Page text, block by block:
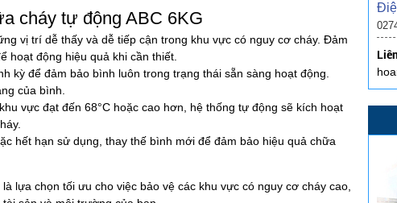
cháy tự động ABC 6KG
vị trí dễ thấy và dễ tiếp cận trong khu vực có nguy cơ cháy. Đảm
hoạt động hiệu quả khi cần thiết.
kỳ để đảm bảo bình luôn trong trạng thái sẵn sàng hoạt động.
của bình.
vực đạt đến 68°C hoặc cao hơn, hệ thống tự động sẽ kích hoạt
hết hạn sử dụng, thay thế bình mới để đảm bảo hiệu quả chữa
lựa chọn tối ưu cho việc bảo vệ các khu vực có nguy cơ cháy cao,